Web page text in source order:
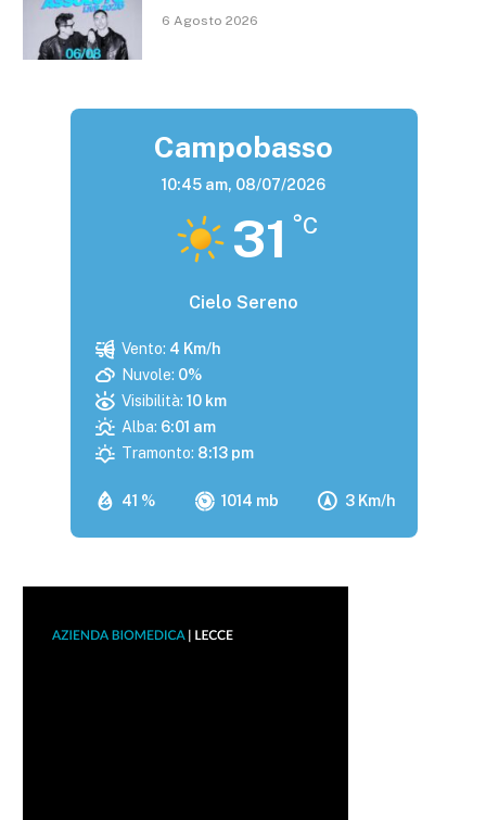
6 Agosto 2026
Campobasso
10:45 am, 08/07/2026
31 °C
Cielo Sereno
41 % 1014 mb 3 Km/h
Vento: 4 Km/h
Nuvole: 0%
Visibilità: 10 km
Alba: 6:01 am
Tramonto: 8:13 pm